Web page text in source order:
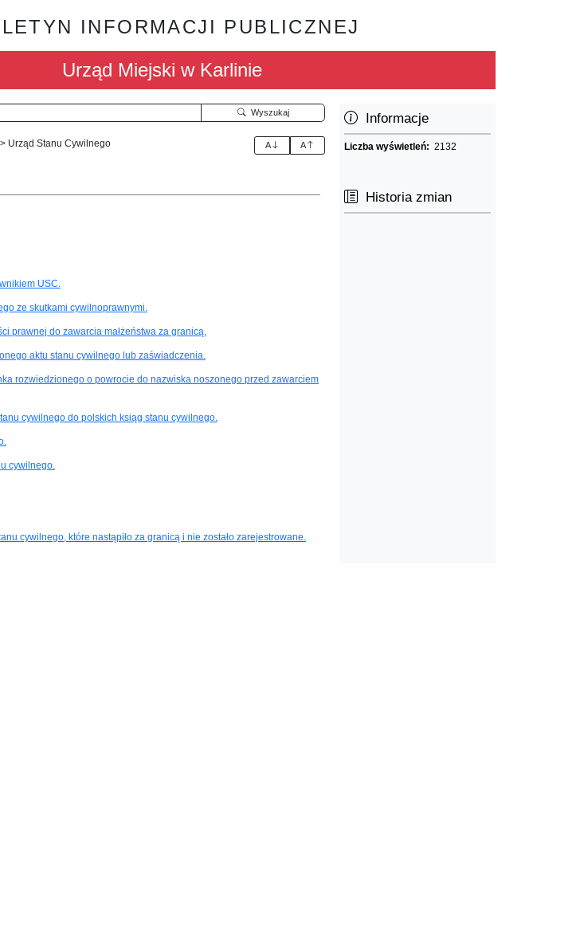
INFORMACJI PUBLICZNEJ
Urząd Miejski w Karlinie
Wyszukaj
> Urząd Stanu Cywilnego A A
USC.
ze skutkami cywilnoprawnymi.
prawnej do zawarcia małżeństwa za granicą.
aktu stanu cywilnego lub zaświadczenia.
rozwiedzionego o powrocie do nazwiska noszonego przed zawarciem
cywilnego do polskich ksiąg stanu cywilnego.
cywilnego.
cywilnego, które nastąpiło za granicą i nie zostało zarejestrowane.
Informacje
Liczba wyświetleń:2132
Historia zmian